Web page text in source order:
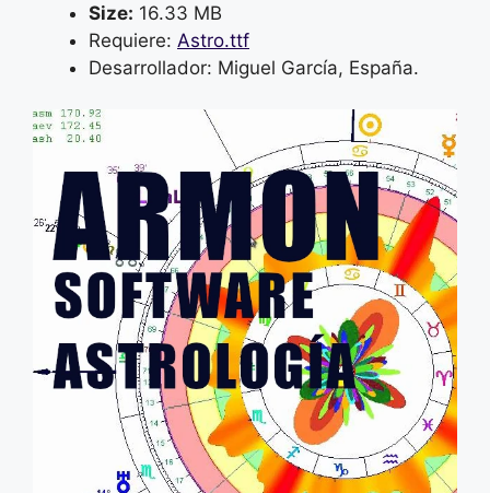
Size: 16.33 MB
Requiere: Astro.ttf
Desarrollador: Miguel García, España.